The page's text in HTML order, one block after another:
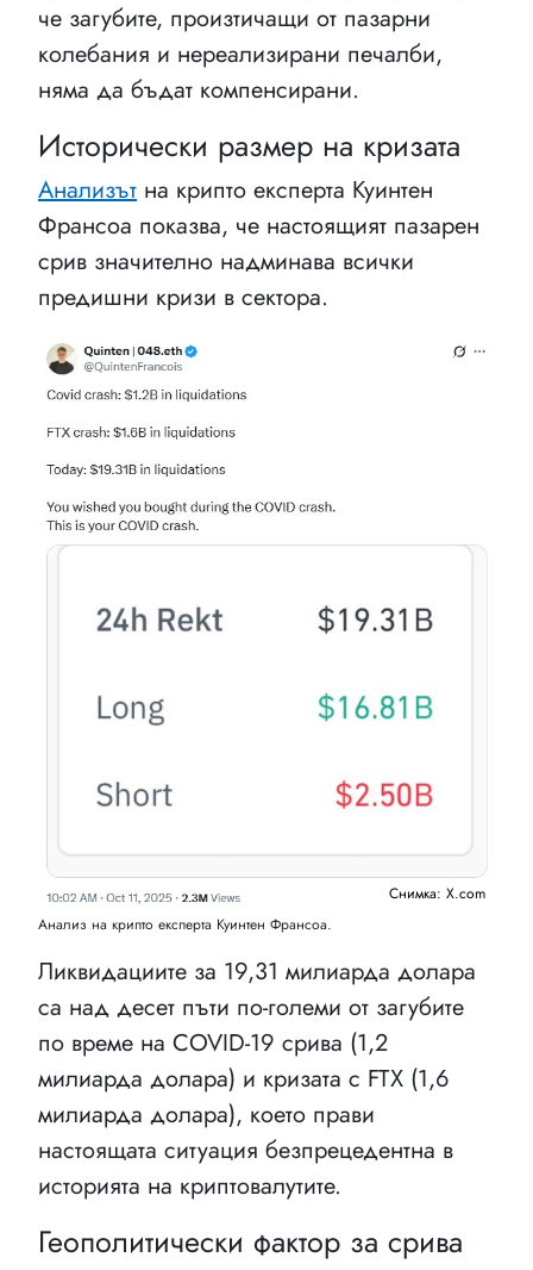
че загубите, произтичащи от пазарни
колебания и нереализирани печалби,
няма да бъдат компенсирани.
Исторически размер на кризата
Анализът на крипто експерта Куинтен
Франсоа показва, че настоящият пазарен
срив значително надминава всички
предишни кризи в сектора.
Снимка: X.com
Анализ на крипто експерта Куинтен Франсоа.
Ликвидациите за 19,31 милиарда долара
са над десет пъти по-големи от загубите
по време на COVID-19 срива (1,2
милиарда долара) и кризата с FTX (1,6
милиарда долара), което прави
настоящата ситуация безпрецедентна в
историята на криптовалутите.
Геополитически фактор за срива